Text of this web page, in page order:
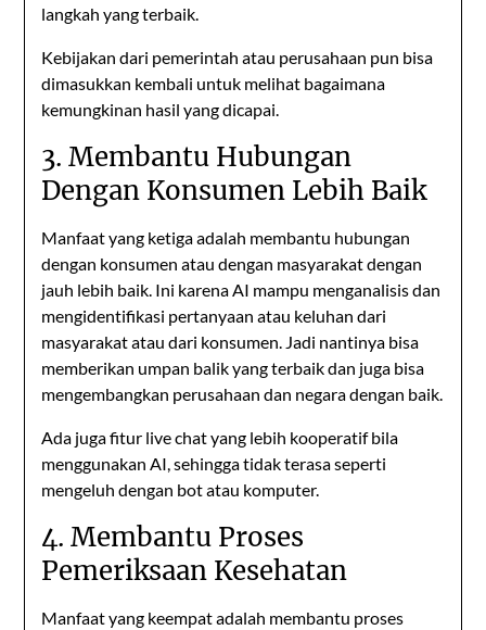
langkah yang terbaik.
Kebijakan dari pemerintah atau perusahaan pun bisa
dimasukkan kembali untuk melihat bagaimana
kemungkinan hasil yang dicapai.
3. Membantu Hubungan
Dengan Konsumen Lebih Baik
Manfaat yang ketiga adalah membantu hubungan
dengan konsumen atau dengan masyarakat dengan
jauh lebih baik. Ini karena AI mampu menganalisis dan
mengidentifikasi pertanyaan atau keluhan dari
masyarakat atau dari konsumen. Jadi nantinya bisa
memberikan umpan balik yang terbaik dan juga bisa
mengembangkan perusahaan dan negara dengan baik.
Ada juga fitur live chat yang lebih kooperatif bila
menggunakan AI, sehingga tidak terasa seperti
mengeluh dengan bot atau komputer.
4. Membantu Proses
Pemeriksaan Kesehatan
Manfaat yang keempat adalah membantu proses